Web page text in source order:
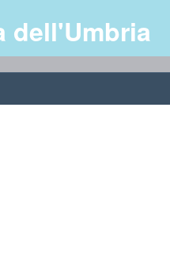
dell'Umbria